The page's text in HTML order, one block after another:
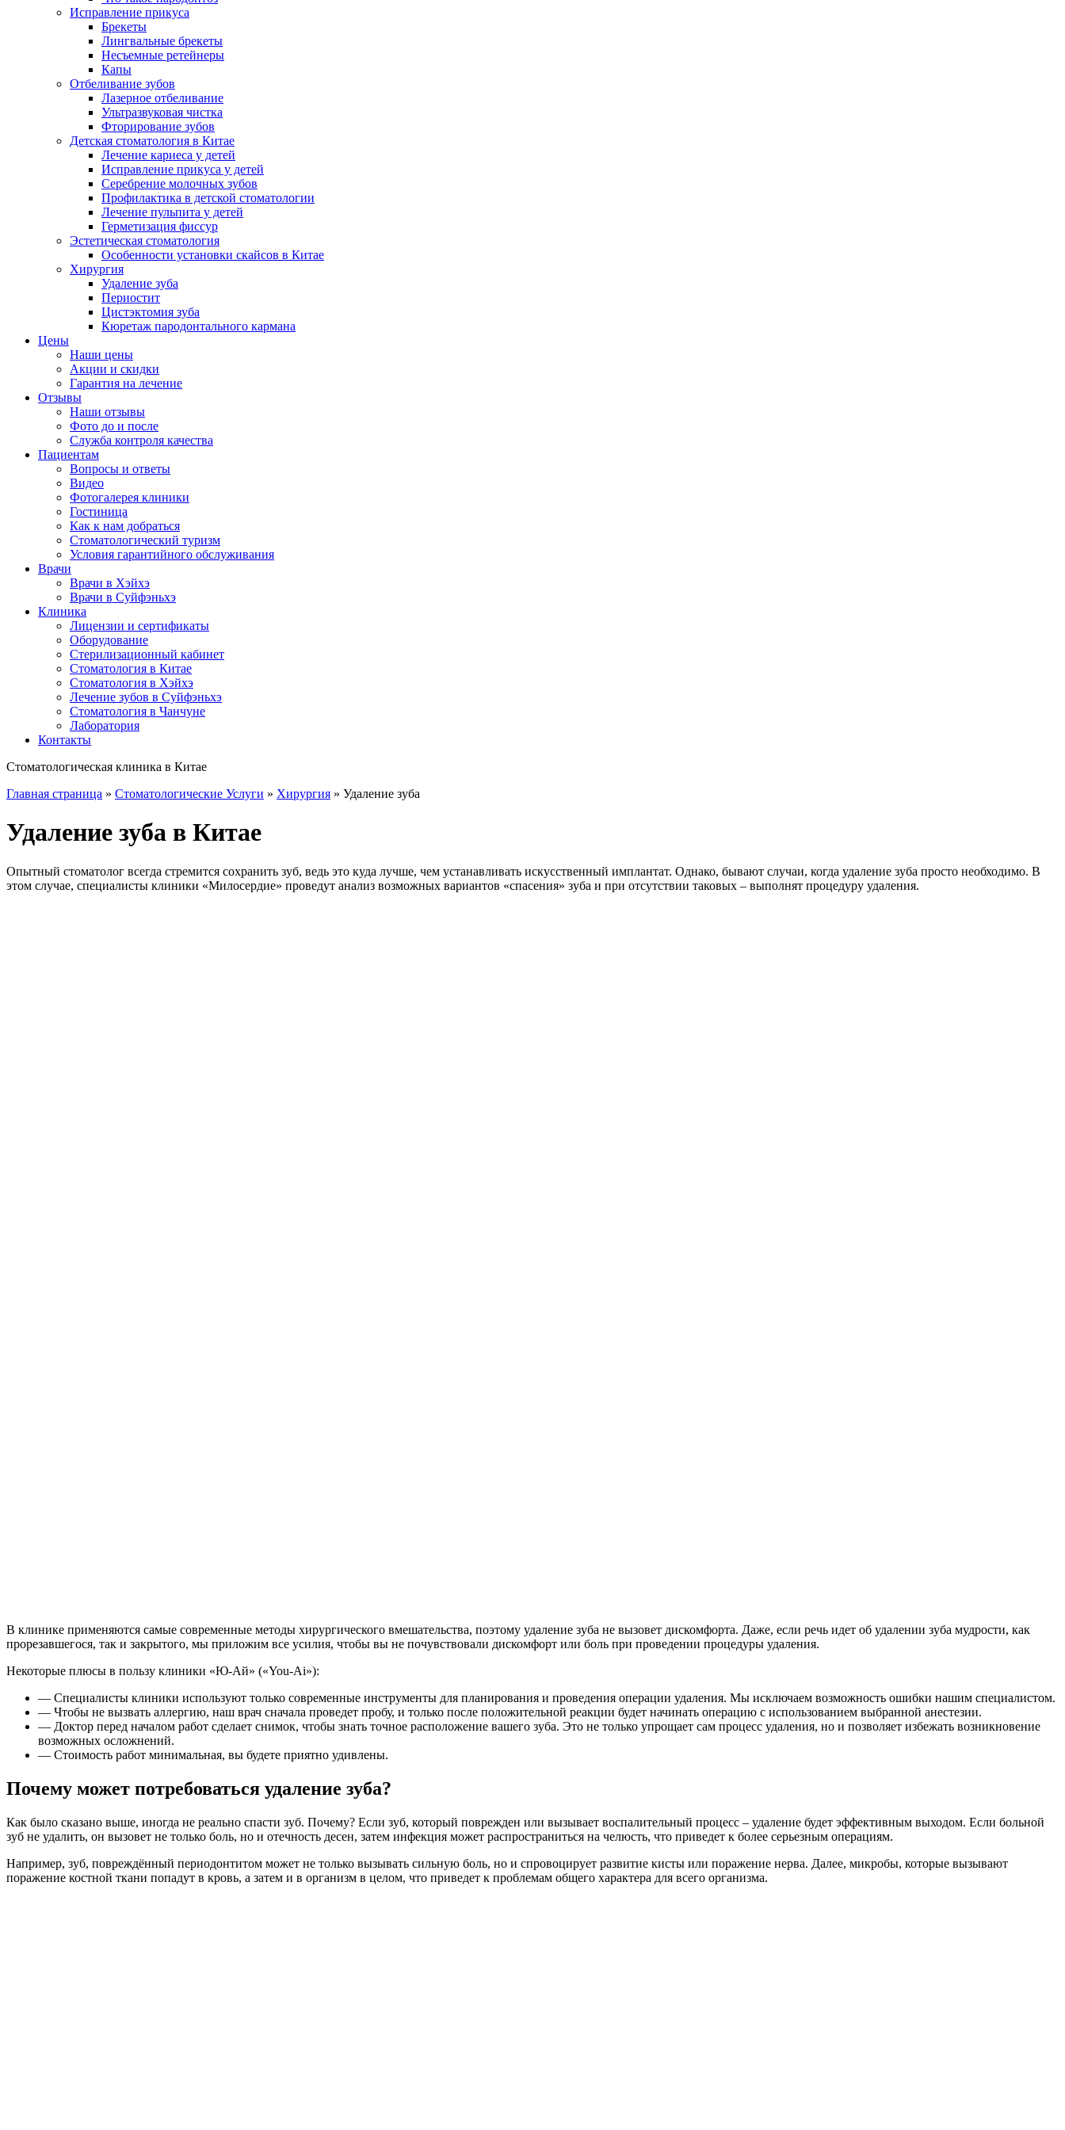
Исправление прикуса
Брекеты
Лингвальные брекеты
Несъемные ретейнеры
Капы
Отбеливание зубов
Лазерное отбеливание
Ультразвуковая чистка
Фторирование зубов
Детская стоматология в Китае
Лечение кариеса у детей
Исправление прикуса у детей
Серебрение молочных зубов
Профилактика в детской стоматологии
Лечение пульпита у детей
Герметизация фиссур
Эстетическая стоматология
Особенности установки скайсов в Китае
Хирургия
Удаление зуба
Периостит
Цистэктомия зуба
Кюретаж пародонтального кармана
Цены
Наши цены
Акции и скидки
Гарантия на лечение
Отзывы
Наши отзывы
Фото до и после
Служба контроля качества
Пациентам
Вопросы и ответы
Видео
Фотогалерея клиники
Гостиница
Как к нам добраться
Стоматологический туризм
Условия гарантийного обслуживания
Врачи
Врачи в Хэйхэ
Врачи в Суйфэньхэ
Клиника
Лицензии и сертификаты
Оборудование
Стерилизационный кабинет
Стоматология в Китае
Стоматология в Хэйхэ
Лечение зубов в Суйфэньхэ
Стоматология в Чанчуне
Лаборатория
Контакты
Стоматологическая клиника в Китае
Главная страница » Стоматологические Услуги » Хирургия » Удаление зуба
Удаление зуба в Китае
Опытный стоматолог всегда стремится сохранить зуб, ведь это куда лучше, чем устанавливать искусственный имплантат. Однако, бывают случаи, когда удаление зуба просто необходимо. В
этом случае, специалисты клиники «Милосердие» проведут анализ возможных вариантов «спасения» зуба и при отсутствии таковых – выполнят процедуру удаления.
В клинике применяются самые современные методы хирургического вмешательства, поэтому удаление зуба не вызовет дискомфорта. Даже, если речь идет об удалении зуба мудрости, как
прорезавшегося, так и закрытого, мы приложим все усилия, чтобы вы не почувствовали дискомфорт или боль при проведении процедуры удаления.
Некоторые плюсы в пользу клиники «Ю-Ай» («You-Ai»):
— Специалисты клиники используют только современные инструменты для планирования и проведения операции удаления. Мы исключаем возможность ошибки нашим специалистом.
— Чтобы не вызвать аллергию, наш врач сначала проведет пробу, и только после положительной реакции будет начинать операцию с использованием выбранной анестезии.
— Доктор перед началом работ сделает снимок, чтобы знать точное расположение вашего зуба. Это не только упрощает сам процесс удаления, но и позволяет избежать возникновение
возможных осложнений.
— Стоимость работ минимальная, вы будете приятно удивлены.
Почему может потребоваться удаление зуба?
Как было сказано выше, иногда не реально спасти зуб. Почему? Если зуб, который поврежден или вызывает воспалительный процесс – удаление будет эффективным выходом. Если больной
зуб не удалить, он вызовет не только боль, но и отечность десен, затем инфекция может распространиться на челюсть, что приведет к более серьезным операциям.
Например, зуб, повреждённый периодонтитом может не только вызывать сильную боль, но и спровоцирует развитие кисты или поражение нерва. Далее, микробы, которые вызывают
поражение костной ткани попадут в кровь, а затем и в организм в целом, что приведет к проблемам общего характера для всего организма.